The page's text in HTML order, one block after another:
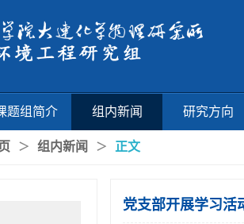
题组简介 组内新闻 研究方向
＞ 组内新闻 ＞ 正文
党支部开展学习活